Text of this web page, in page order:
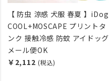
【 防虫 涼感 犬服 春夏 】iDog
COOL+MOSCAPE プリントタ
ンク 接触冷感 防蚊 アイドッグ
メール便OK
￥2,112 (税込)